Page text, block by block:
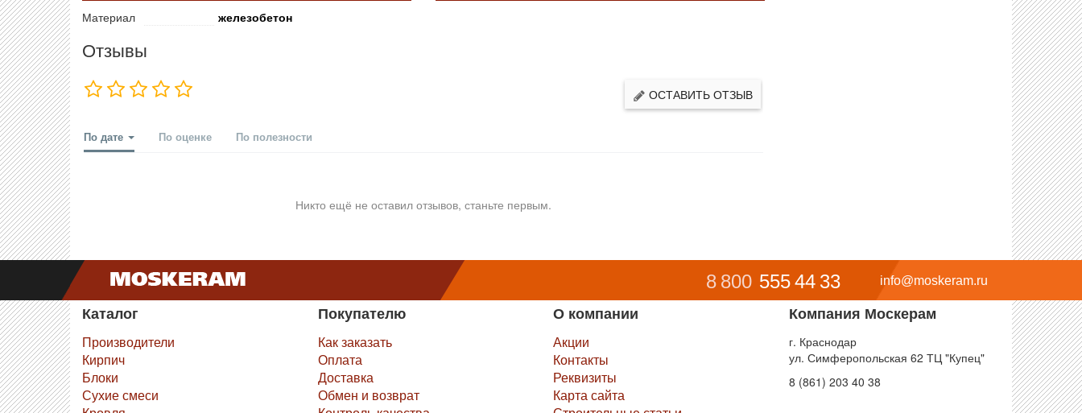
Материал железобетон
Отзывы
ОСТАВИТЬ ОТЗЫВ
По дате По оценке По полезности
Никто ещё не оставил отзывов, станьте первым.
info@moskeram.ru
8 800 555 44 33
Каталог
Производители
Кирпич
Блоки
Сухие смеси
Покупателю
Как заказать
Оплата
Доставка
Обмен и возврат
О компании
Акции
Контакты
Реквизиты
Карта сайта
Компания Москерам
г. Краснодар
ул. Симферопольская 62 ТЦ "Купец"
8 (861) 203 40 38